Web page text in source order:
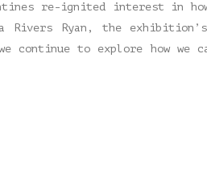
re-ignited interest in how
Rivers Ryan, the
continue to explore how we